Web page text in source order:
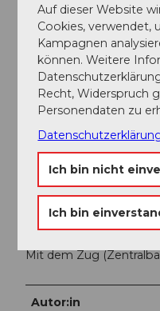
Anschiessend der
Gemeindeparkplatz
Bahnhofparking folgen.
Die Talstation der
Zentrum an der
sind Sie in ca. 15
Parken
Das Parkplatzangebot
sind kostenpflichtig.
Öffentliche
Mit dem Zug
Autor:in
Auf dieser Website
Cookies, verwendet,
Kampagnen
können. Weitere
Recht, Widerspruch
Personendaten zu
Ich bin nicht
Ich bin